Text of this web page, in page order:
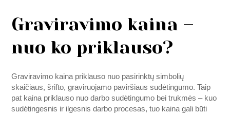
Graviravimo kaina –
nuo ko priklauso?
Graviravimo kaina priklauso nuo pasirinktų simbolių
skaičiaus, šrifto, graviruojamo paviršiaus sudėtingumo. Taip
pat kaina priklauso nuo darbo sudėtingumo bei trukmės – kuo
sudėtingesnis ir ilgesnis darbo procesas, tuo kaina gali būti